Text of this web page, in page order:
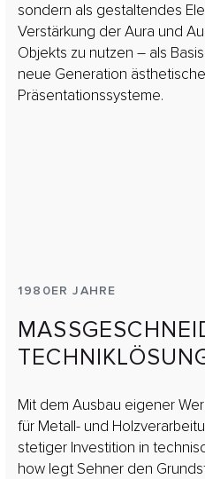
sondern als gestaltendes
Verstärkung der Aura und
Objekts zu nutzen – als
neue Generation
Präsentationssysteme.
Mit dem Ausbau eigener
für Metall- und
stetiger Investition in
how legt Sehner den
1980ER JAHRE